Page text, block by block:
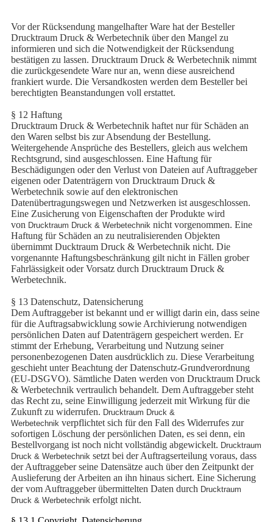
Vor der Rücksendung mangelhafter Ware hat der Besteller
Drucktraum Druck & Werbetechnik über den Mangel zu
informieren und sich die Notwendigkeit der Rücksendung
bestätigen zu lassen. Drucktraum Druck & Werbetechnik nimmt
die zurückgesendete Ware nur an, wenn diese ausreichend
frankiert wurde. Die Versandkosten werden dem Besteller bei
berechtigten Beanstandungen voll erstattet.
§ 12 Haftung
Drucktraum Druck & Werbetechnik haftet nur für Schäden an
den Waren selbst bis zur Absendung der Bestellung.
Weitergehende Ansprüche des Bestellers, gleich aus welchem
Rechtsgrund, sind ausgeschlossen. Eine Haftung für
Beschädigungen oder den Verlust von Dateien auf Auftraggeber
eigenen oder Datenträgern von Drucktraum Druck &
Werbetechnik sowie auf den elektronischen
Datenübertragungswegen und Netzwerken ist ausgeschlossen.
Eine Zusicherung von Eigenschaften der Produkte wird
von Drucktraum Druck & Werbetechnik nicht vorgenommen. Eine
Haftung für Schäden an zu neutralisierenden Objekten
übernimmt Ducktraum Druck & Werbetechnik nicht. Die
vorgenannte Haftungsbeschränkung gilt nicht in Fällen grober
Fahrlässigkeit oder Vorsatz durch Drucktraum Druck &
Werbetechnik.
§ 13 Datenschutz, Datensicherung
Dem Auftraggeber ist bekannt und er willigt darin ein, dass seine
für die Auftragsabwicklung sowie Archivierung notwendigen
persönlichen Daten auf Datenträgern gespeichert werden. Er
stimmt der Erhebung, Verarbeitung und Nutzung seiner
personenbezogenen Daten ausdrücklich zu. Diese Verarbeitung
geschieht unter Beachtung der Datenschutz-Grundverordnung
(EU-DSGVO). Sämtliche Daten werden von Drucktraum Druck
& Werbetechnik vertraulich behandelt. Dem Auftraggeber steht
das Recht zu, seine Einwilligung jederzeit mit Wirkung für die
Zukunft zu widerrufen. Drucktraum Druck &
Werbetechnik verpflichtet sich für den Fall des Widerrufes zur
sofortigen Löschung der persönlichen Daten, es sei denn, ein
Bestellvorgang ist noch nicht vollständig abgewickelt. Drucktraum
Druck & Werbetechnik setzt bei der Auftragserteilung voraus, dass
der Auftraggeber seine Datensätze auch über den Zeitpunkt der
Auslieferung der Arbeiten an ihn hinaus sichert. Eine Sicherung
der vom Auftraggeber übermittelten Daten durch Drucktraum
Druck & Werbetechnik erfolgt nicht.